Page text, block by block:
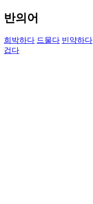
반의어
희박하다 드물다 빈약하다
겁다